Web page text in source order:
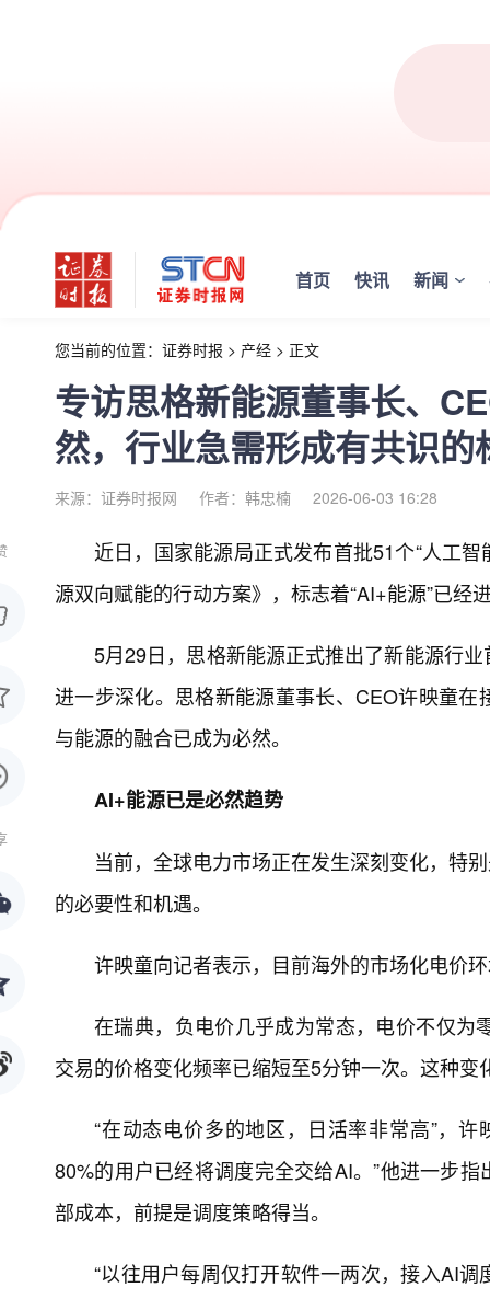
首页 快讯 新闻
您当前的位置： 证券时报 > 产经 > 正文
专访思格新能源董事长、
然，行业急需形成有共识的
来源：证券时报网 作者：韩忠楠 2026-06-03 16:28
近日，国家能源局正式发布首批51个“人工
源双向赋能的行动方案》，标志着“AI+能源”已经
5月29日，思格新能源正式推出了新能源行
进一步深化。思格新能源董事长、CEO许映童
与能源的融合已成为必然。
AI+能源已是必然趋势
当前，全球电力市场正在发生深刻变化，特
的必要性和机遇。
许映童向记者表示，目前海外的市场化电价
在瑞典，负电价几乎成为常态，电价不仅
交易的价格变化频率已缩短至5分钟一次。这种变
“在动态电价多的地区，日活率非常高”，
80%的用户已经将调度完全交给AI。”他进一步
部成本，前提是调度策略得当。
“以往用户每周仅打开软件一两次，接入AI